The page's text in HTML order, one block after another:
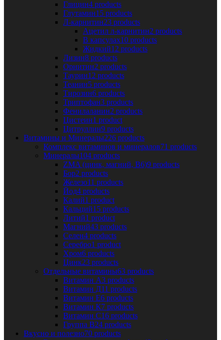
Глицин4 products
Глутамин15 products
Л-карнитин23 products
Ацетил л-карнитин2 products
В капсулах10 products
Жидкий12 products
Лизин8 products
Орнитин2 products
Таурин12 products
Теанин5 products
Тирозин6 products
Триптофан3 products
Фенилаланин2 products
Цистеин1 product
Цитруллин9 products
Витамины и Минералы226 products
Комплекс витаминов и минералов71 products
Минералы104 products
ZMA (цинк, магний, В6)9 products
Бор2 products
Железо11 products
Йод4 products
Калий1 product
Кальций15 products
Литий1 product
Магний43 products
Селен4 products
Серебро1 product
Хром6 products
Цинк23 products
Отдельные витамины63 products
Витамин А3 products
Витамин Д11 products
Витамин Е6 products
Витамин К7 products
Витамин С16 products
Группа В24 products
Вкусно и полезно70 products